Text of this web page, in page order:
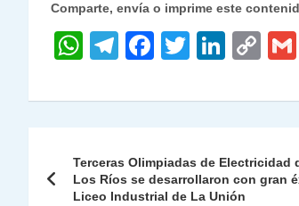
Comparte, envía o imprime este
W
at
A
p
T
e
a
m
F
c
b
o
T
itt
Li
k
dI
n
C
p
Li
n
de
Terceras Olimpiadas de Electricidad
Los Ríos se desarrollaron con gran
Liceo Industrial de La Unión